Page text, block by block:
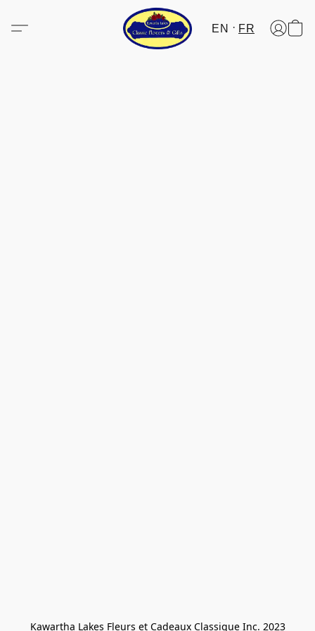
EN FR
Kawartha Lakes Fleurs et Cadeaux Classique Inc. 2023